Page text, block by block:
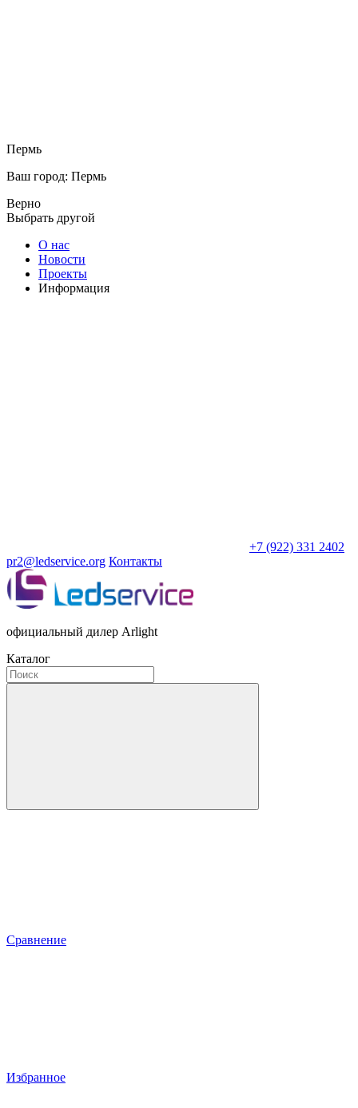
Пермь
Ваш город: Пермь
Верно
Выбрать другой
О нас
Новости
Проекты
Информация
+7 (922) 331 2402
pr2@ledservice.org Контакты
официальный дилер Arlight
Каталог
Сравнение
Избранное